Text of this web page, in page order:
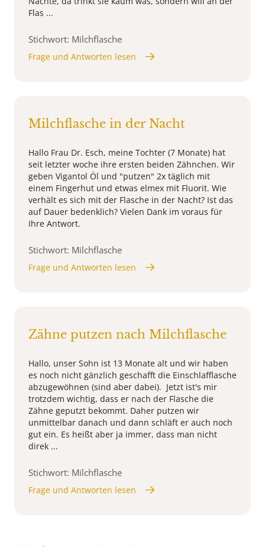
Flas ...
Stichwort: Milchflasche
Frage und Antworten lesen
Milchflasche in der Nacht
Hallo Frau Dr. Esch, meine Tochter (7 Monate) hat
seit letzter woche ihre ersten beiden Zähnchen. Wir
geben Vigantol Öl und "putzen" 2x täglich mit
einem Fingerhut und etwas elmex mit Fluorit. Wie
verhält es sich mit der Flasche in der Nacht? Ist das
auf Dauer bedenklich? Vielen Dank im voraus für
Ihre Antwort.
Stichwort: Milchflasche
Frage und Antworten lesen
Zähne putzen nach Milchflasche
Hallo, unser Sohn ist 13 Monate alt und wir haben
es noch nicht gänzlich geschafft die Einschlafflasche
abzugewöhnen (sind aber dabei). Jetzt ist's mir
trotzdem wichtig, dass er nach der Flasche die
Zähne geputzt bekommt. Daher putzen wir
unmittelbar danach und dann schläft er auch noch
gut ein. Es heißt aber ja immer, dass man nicht
direk ...
Stichwort: Milchflasche
Frage und Antworten lesen